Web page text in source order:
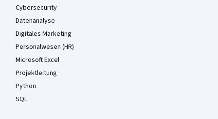
Cybersecurity
Datenanalyse
Digitales Marketing
Personalwesen (HR)
Microsoft Excel
Projektleitung
Python
SQL